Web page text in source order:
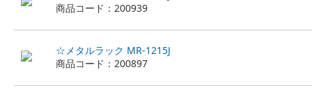
商品コード：200939
☆メタルラック MR-1215J
商品コード：200897